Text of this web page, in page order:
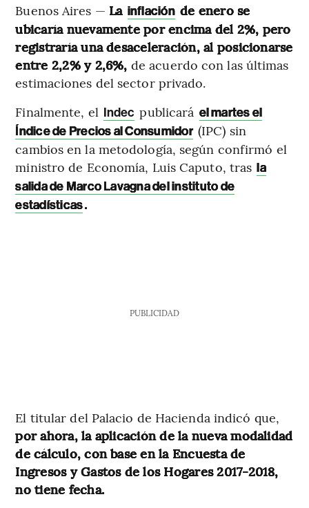
Buenos Aires — La inflación de enero se
ubicaría nuevamente por encima del 2%, pero
registraría una desaceleración, al posicionarse
entre 2,2% y 2,6%, de acuerdo con las últimas
estimaciones del sector privado.
Finalmente, el Indec publicará el martes el
Índice de Precios al Consumidor (IPC) sin
cambios en la metodología, según confirmó el
ministro de Economía, Luis Caputo, tras la
salida de Marco Lavagna del instituto de
estadísticas.
PUBLICIDAD
El titular del Palacio de Hacienda indicó que,
por ahora, la aplicación de la nueva modalidad
de cálculo, con base en la Encuesta de
Ingresos y Gastos de los Hogares 2017-2018,
no tiene fecha.